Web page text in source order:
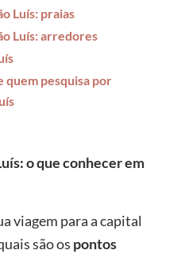
Luís: praias
Luís: arredores
quem pesquisa por
o que conhecer em
viagem para a capital
são os pontos